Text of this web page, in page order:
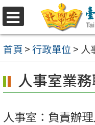
選
單
跳
至
主
內
容
區
首頁 >行政單位 > 人
人事室業
人事室：負責辦